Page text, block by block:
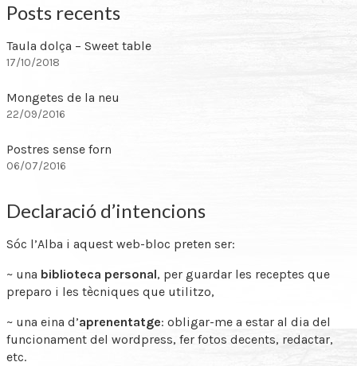
Posts recents
Taula dolça – Sweet table
17/10/2018
Mongetes de la neu
22/09/2016
Postres sense forn
06/07/2016
Declaració d’intencions
Sóc l’Alba i aquest web-bloc preten ser:
~ una biblioteca personal, per guardar les receptes que
preparo i les tècniques que utilitzo,
~ una eina d’aprenentatge: obligar-me a estar al dia del
funcionament del wordpress, fer fotos decents, redactar,
etc.